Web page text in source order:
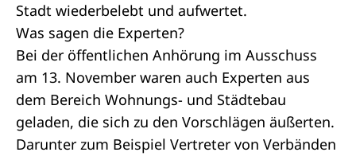
Stadt wiederbelebt und aufwertet.
Was sagen die Experten?
Bei der öffentlichen Anhörung im Ausschuss
am 13. November waren auch Experten aus
dem Bereich Wohnungs- und Städtebau
geladen, die sich zu den Vorschlägen äußerten.
Darunter zum Beispiel Vertreter von Verbänden